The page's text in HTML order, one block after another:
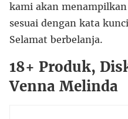
kami akan
sesuai dengan kata
Selamat berbelanja.
18+ Produk,
Venna Melinda